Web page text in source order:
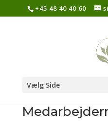
+45 48 40 40 60
Vælg Side